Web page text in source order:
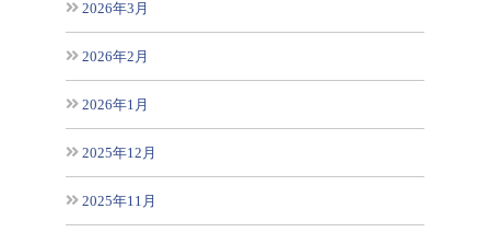
2026年3月
2026年2月
2026年1月
2025年12月
2025年11月